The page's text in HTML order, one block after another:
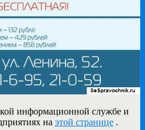
информационной службе и
на этой странице .